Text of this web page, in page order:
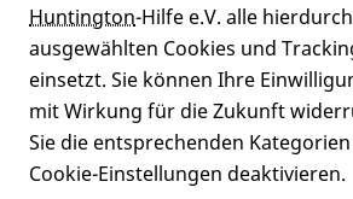
Verein
Service
Neurotransmitter
Huntington-Hilfe e.V. alle hierdurch
ausgewählten Cookies und
einsetzt. Sie können Ihre
mit Wirkung für die Zukunft
Sie die entsprechenden
Cookie-Einstellungen deaktivieren.